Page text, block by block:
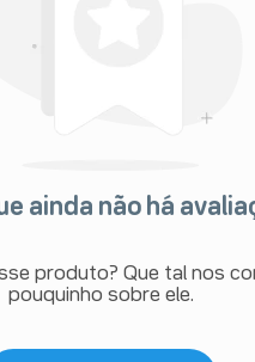
ainda não há
produto? Que tal nos
pouquinho sobre ele.